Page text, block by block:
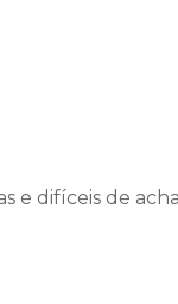
e difíceis de